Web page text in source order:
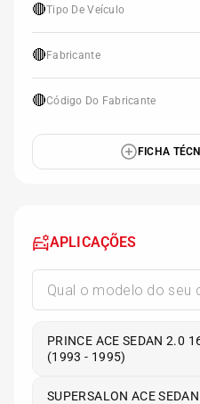
🔴Tipo De Veículo
🔴 Fabricante
🔴Código Do Fabricante
FICHA
APLICAÇÕES
PRINCE ACE SEDAN 2.0
(1993 - 1995)
SUPERSALON ACE